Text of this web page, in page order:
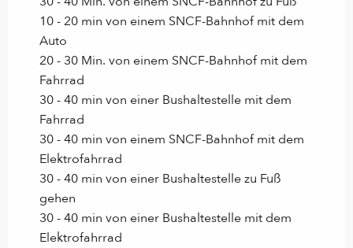
10 - 20 min von einem SNCF-Bahnhof mit dem
Auto
20 - 30 Min. von einem SNCF-Bahnhof mit dem
Fahrrad
30 - 40 min von einer Bushaltestelle mit dem
Fahrrad
30 - 40 min von einem SNCF-Bahnhof mit dem
Elektrofahrrad
30 - 40 min von einer Bushaltestelle zu Fuß
gehen
30 - 40 min von einer Bushaltestelle mit dem
Elektrofahrrad